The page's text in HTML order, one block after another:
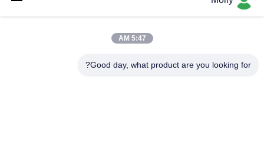
هلي CPD30 الشاحنة الكهربائية العلامة التجارية 6PBS600 80V 600Ah
البطارية، بيع بالجملة ل هلي الكهربائية الموازنة المضادة الشاحنة
المضاد للوزن 48V 600Ah
5:47 AM
Good day, what product are you looking for?